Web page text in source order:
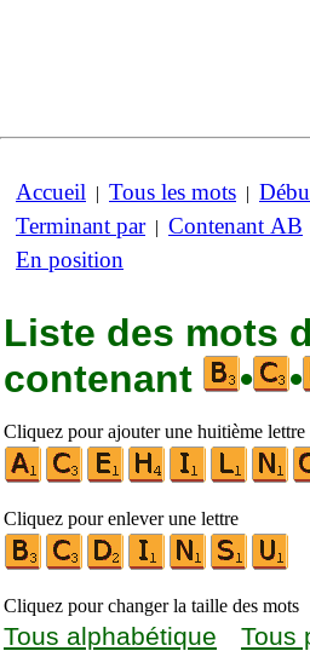
Accueil | Tous les mots |
Terminant par| Contenant AB
En position
Liste des mots
contenant
• •
Cliquez pour ajouter une huitième lettre
Cliquez pour enlever une lettre
Cliquez pour changer la taille des mots
Tous alphabétique Tous